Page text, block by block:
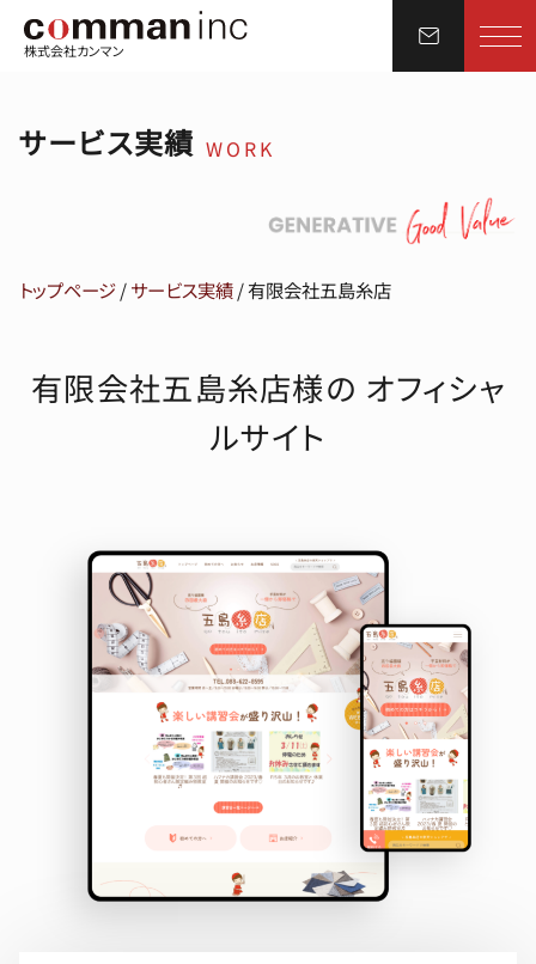
株式会社カンマン
サービス実績 WORK
トップページ/サービス実績/有限会社五島糸店
有限会社五島糸店様の オフィシャ
ルサイト